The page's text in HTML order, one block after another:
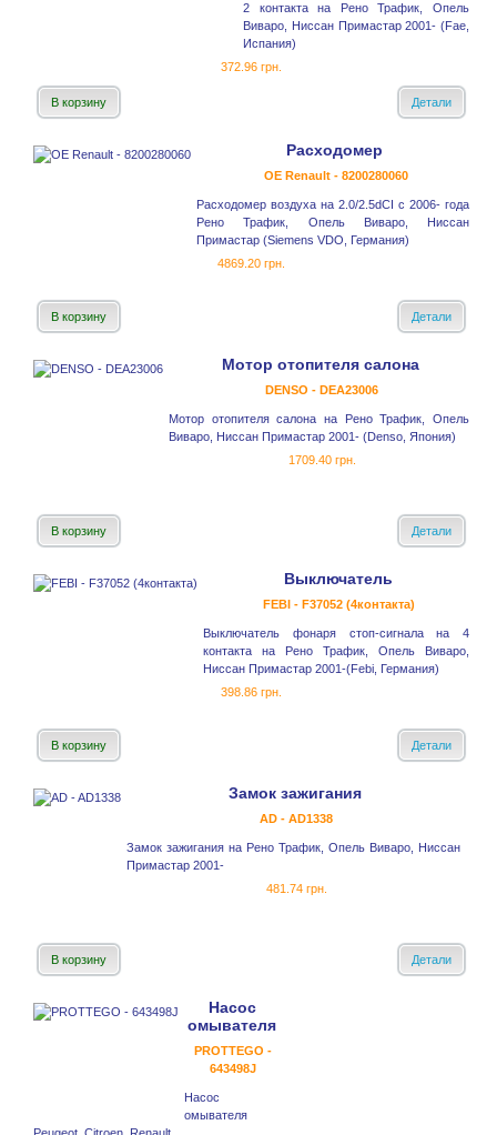
2 контакта на Рено Трафик, Опель
Виваро, Ниссан Примастар 2001- (Fae,
Испания)
372.96 грн.
В корзину Детали
Расходомер
OE Renault - 8200280060
Расходомер воздуха на 2.0/2.5dCI с 2006- года
Рено Трафик, Опель Виваро, Ниссан
Примастар (Siemens VDO, Германия)
4869.20 грн.
В корзину Детали
Мотор отопителя салона
DENSO - DEA23006
Мотор отопителя салона на Рено Трафик, Опель
Виваро, Ниссан Примастар 2001- (Denso, Япония)
1709.40 грн.
В корзину Детали
Выключатель
FEBI - F37052 (4контакта)
Выключатель фонаря стоп-сигнала на 4
контакта на Рено Трафик, Опель Виваро,
Ниссан Примастар 2001-(Febi, Германия)
398.86 грн.
В корзину Детали
Замок зажигания
AD - AD1338
Замок зажигания на Рено Трафик, Опель Виваро, Ниссан
Примастар 2001-
481.74 грн.
В корзину Детали
Насос
омывателя
PROTTEGO -
643498J
Насос
омывателя